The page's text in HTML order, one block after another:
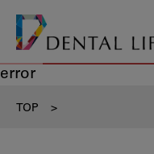
error
TOP >